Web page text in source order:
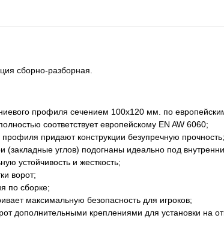
сборно-разборная.
профиля сечением 100х120 мм. по
соответствует европейскому EN AW 6060;
придают конструкции безупречную прочность;
(закладные углов) подогнаны идеально под
устойчивость и жесткость;
ворот;
по сборке;
максимальную безопасность для игроков;
дополнительными креплениями для установки на